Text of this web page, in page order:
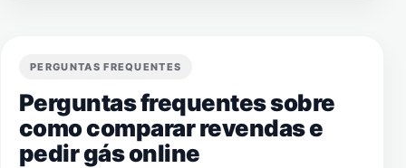
PERGUNTAS FREQUENTES
Perguntas frequentes sobre
como comparar revendas e
pedir gás online